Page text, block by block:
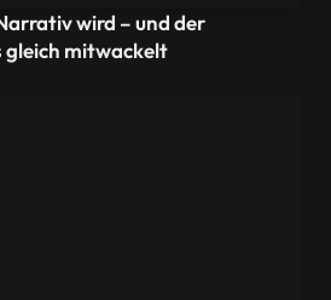
wird – und der
mitwackelt